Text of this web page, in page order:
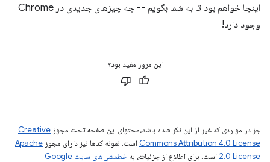
اینجا خواهم بود تا به شما بگویم -- چه چیزهای جدیدی در Chrome
وجود دارد!
این مرور مفید بود؟
جز در مواردی که غیر از این ذکر شده باشد،‌محتوای این صفحه تحت مجوز Creative
Commons Attribution 4.0 License است. نمونه کدها نیز دارای مجوز Apache
2.0 License است. برای اطلاع از جزئیات، به
خطمشی‌های سایت Google